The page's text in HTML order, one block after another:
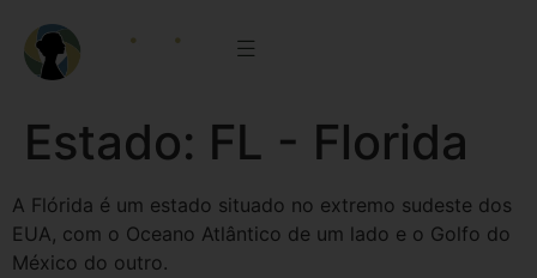
Estado: FL - Florida
A Flórida é um estado situado no extremo sudeste dos
EUA, com o Oceano Atlântico de um lado e o Golfo do
México do outro.